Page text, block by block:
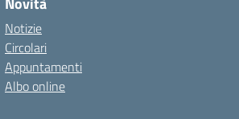
Notizie
Circolari
Appuntamenti
Albo online